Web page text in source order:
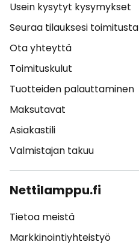
Usein kysytyt kysymykset
Seuraa tilauksesi toimitusta
Ota yhteyttä
Toimituskulut
Tuotteiden palauttaminen
Maksutavat
Asiakastili
Valmistajan takuu
Nettilamppu.fi
Tietoa meistä
Markkinointiyhteistyö